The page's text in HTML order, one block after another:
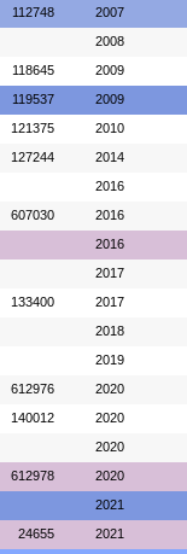
112748 2007
2008
118645 2009
119537 2009
121375 2010
127244 2014
2016
607030 2016
2016
2017
133400 2017
2018
2019
612976 2020
140012 2020
2020
612978 2020
2021
24655 2021